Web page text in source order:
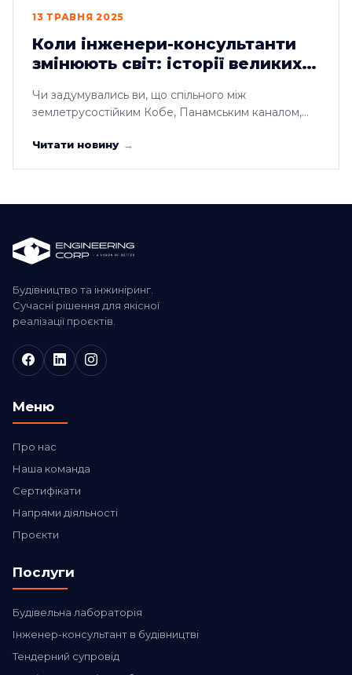
13 ТРАВНЯ 2025
Коли інженери-консультанти
змінюють світ: історії великих
Чи задумувались ви, що спільного між
землетрусостійким Кобе, Панамським каналом,
Читати новину
Будівництво та інжиніринг.
Сучасні рішення для якісної
реалізації проєктів.
Меню
Про нас
Наша команда
Сертифікати
Напрями діяльності
Проєкти
Послуги
Будівельна лабораторія
Інженер-консультант в будівництві
Тендерний супровід